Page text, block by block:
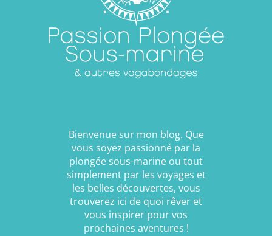
Bienvenue sur mon blog. Que
vous soyez passionné par la
plongée sous-marine ou tout
simplement par les voyages et
les belles découvertes, vous
trouverez ici de quoi rêver et
vous inspirer pour vos
prochaines aventures !